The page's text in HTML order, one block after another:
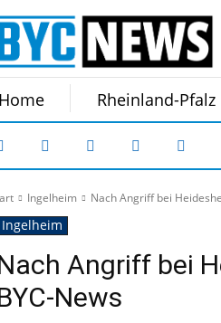
Home Rheinland-Pfalz
Ingelheim Nach Angriff bei
Ingelheim
Angriff bei
News